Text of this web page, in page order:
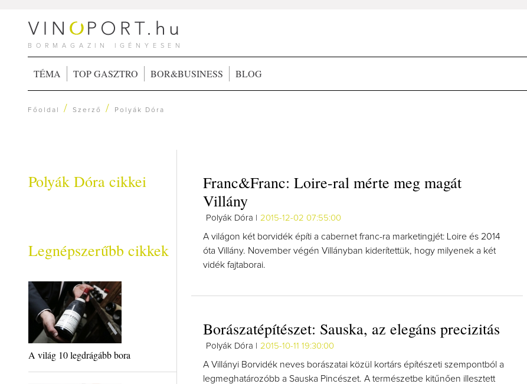
BORMAGAZIN IGÉNYESEN
TÉMA TOP GASZTRO BOR&BUSINESS BLOG
Főoldal /Szerző / Polyák Dóra
Polyák Dóra cikkei
Legnépszerűbb cikkek
A világ 10 legdrágább bora
Franc&Franc: Loire-ral mérte meg magát
Villány
Polyák Dóra | 2015-12-02 07:55:00
A világon két borvidék építi a cabernet franc-ra marketingjét: Loire és 2014
óta Villány. November végén Villányban kiderítettük, hogy milyenek a két
vidék fajtaborai.
Borászatépítészet: Sauska, az elegáns precizitás
Polyák Dóra | 2015-10-11 19:30:00
A Villányi Borvidék neves borászatai közül kortárs építészeti szempontból a
legmeghatározóbb a Sauska Pincészet. A természetbe kitűnően illesztett